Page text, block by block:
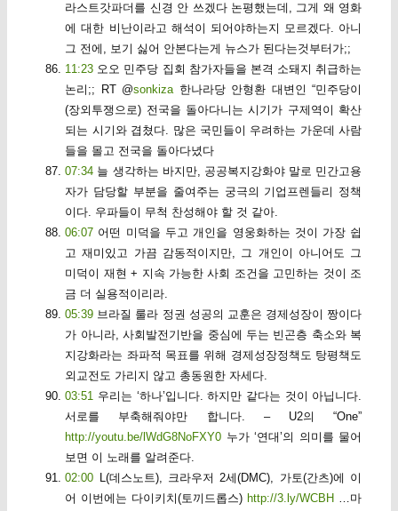
라스트갓파더를 신경 안 쓰겠다 논평했는데, 그게 왜 영화
에 대한 비난이라고 해석이 되어야하는지 모르겠다. 아니
그 전에, 보기 싫어 안본다는게 뉴스가 된다는것부터가;;
11:23 오오 민주당 집회 참가자들을 본격 소돼지 취급하는
논리;; RT @sonkiza한나라당 안형환 대변인 “민주당이
(장외투쟁으로) 전국을 돌아다니는 시기가 구제역이 확산
되는 시기와 겹쳤다. 많은 국민들이 우려하는 가운데 사람
들을 몰고 전국을 돌아다녔다
07:34 늘 생각하는 바지만, 공공복지강화야 말로 민간고용
자가 담당할 부분을 줄여주는 궁극의 기업프렌들리 정책
이다. 우파들이 무척 찬성해야 할 것 같아.
06:07 어떤 미덕을 두고 개인을 영웅화하는 것이 가장 쉽
고 재미있고 가끔 감동적이지만, 그 개인이 아니어도 그
미덕이 재현 + 지속 가능한 사회 조건을 고민하는 것이 조
금 더 실용적이리라.
05:39 브라질 룰라 정권 성공의 교훈은 경제성장이 짱이다
가 아니라, 사회발전기반을 중심에 두는 빈곤층 축소와 복
지강화라는 좌파적 목표를 위해 경제성장정책도 탕평책도
외교전도 가리지 않고 총동원한 자세다.
03:51 우리는 ‘하나’입니다. 하지만 같다는 것이 아닙니다.
서로를 부축해줘야만 합니다. – U2의 “One”
http://youtu.be/lWdG8NoFXY0 누가 ‘연대’의 의미를 물어
보면 이 노래를 알려준다.
02:00 L(데스노트), 크라우저 2세(DMC), 가토(간츠)에 이
어 이번에는 다이키치(토끼드롭스) http://3.ly/WCBH …마